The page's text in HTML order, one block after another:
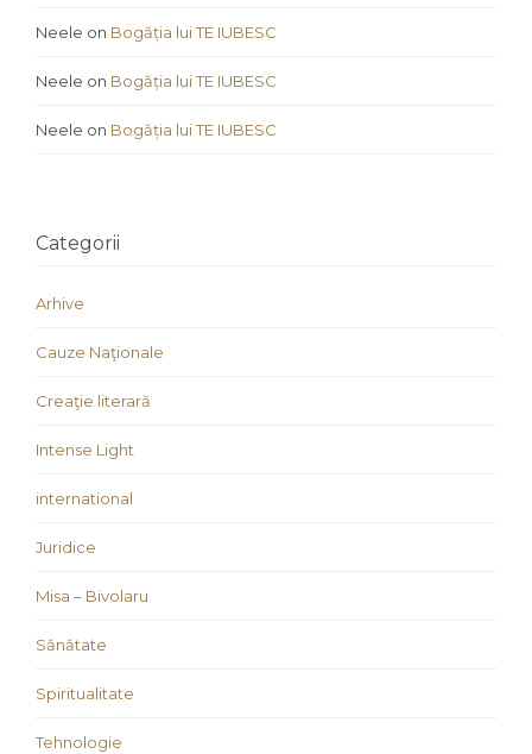
Neele on Bogăția lui TE IUBESC
Neele on Bogăția lui TE IUBESC
Neele on Bogăția lui TE IUBESC
Categorii
Arhive
Cauze Naţionale
Creaţie literară
Intense Light
international
Juridice
Misa – Bivolaru
Sănătate
Spiritualitate
Tehnologie